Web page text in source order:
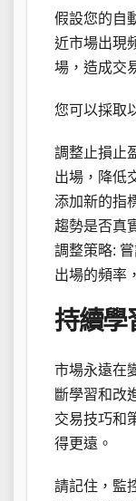
假設您的自
近市場出現
場，造成交
您可以採取
調整止損止
出場，降低
添加新的指
趨勢是否真
調整策略:
出場的頻率
持續學
市場永遠在
斷學習和改
交易技巧和
得更遠。
請記住，監